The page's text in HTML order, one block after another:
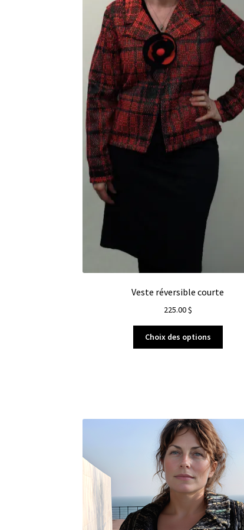
Veste réversible courte
225.00$
Choix des options